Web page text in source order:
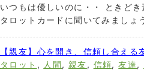
いつもは優しいのに・・ ときど
タロットカードに聞いてみましょ
【親友】心を開き、信頼し合え
タロット , 人間,親友, 信頼,友達,